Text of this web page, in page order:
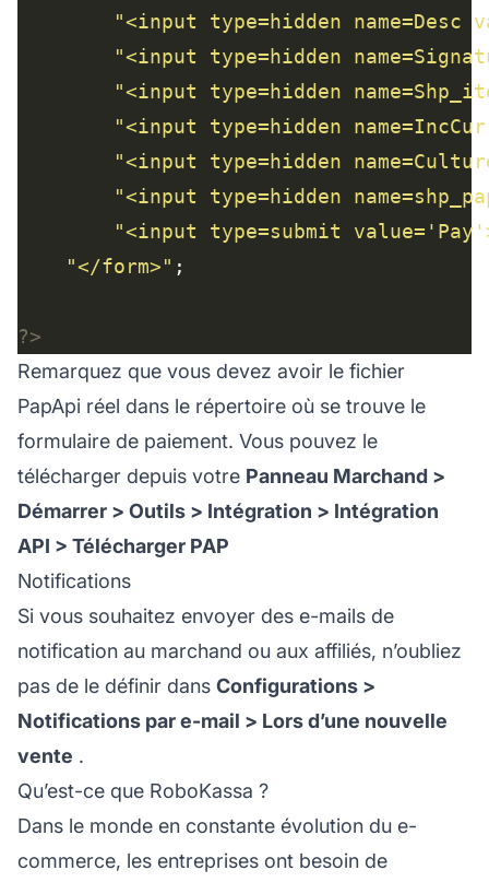
"<input type=hidden name=Desc
"<input type=hidden
"<input type=hidden
"<input type=hidden
"<input type=hidden
"<input type=hidden
"<input type=submit
"</form>"
?>
Remarquez que vous devez avoir le fichier
PapApi réel dans le répertoire où se trouve le
formulaire de paiement. Vous pouvez le
télécharger depuis votre Panneau Marchand >
Démarrer > Outils > Intégration > Intégration
API > Télécharger PAP
Notifications
Si vous souhaitez envoyer des e-mails de
notification au marchand ou aux affiliés, n’oubliez
pas de le définir dans Configurations >
Notifications par e-mail > Lors d’une nouvelle
vente .
Qu’est-ce que RoboKassa ?
Dans le monde en constante évolution du e-
commerce, les entreprises ont besoin de